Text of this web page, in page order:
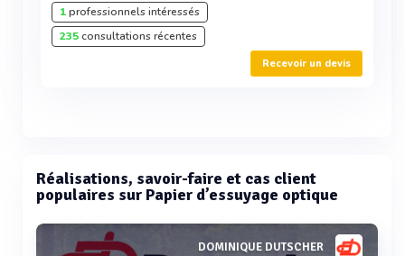
1professionnels intéressés
235consultations récentes
Recevoir un devis
Réalisations, savoir-faire et cas client
populaires sur Papier d’essuyage optique
DOMINIQUE DUTSCHER